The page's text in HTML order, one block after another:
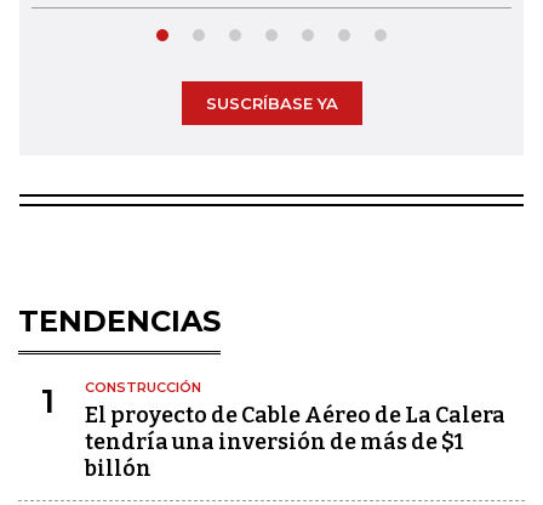
SUSCRÍBASE YA
TENDENCIAS
1 CONSTRUCCIÓN
El proyecto de Cable Aéreo de La Calera
tendría una inversión de más de $1
billón